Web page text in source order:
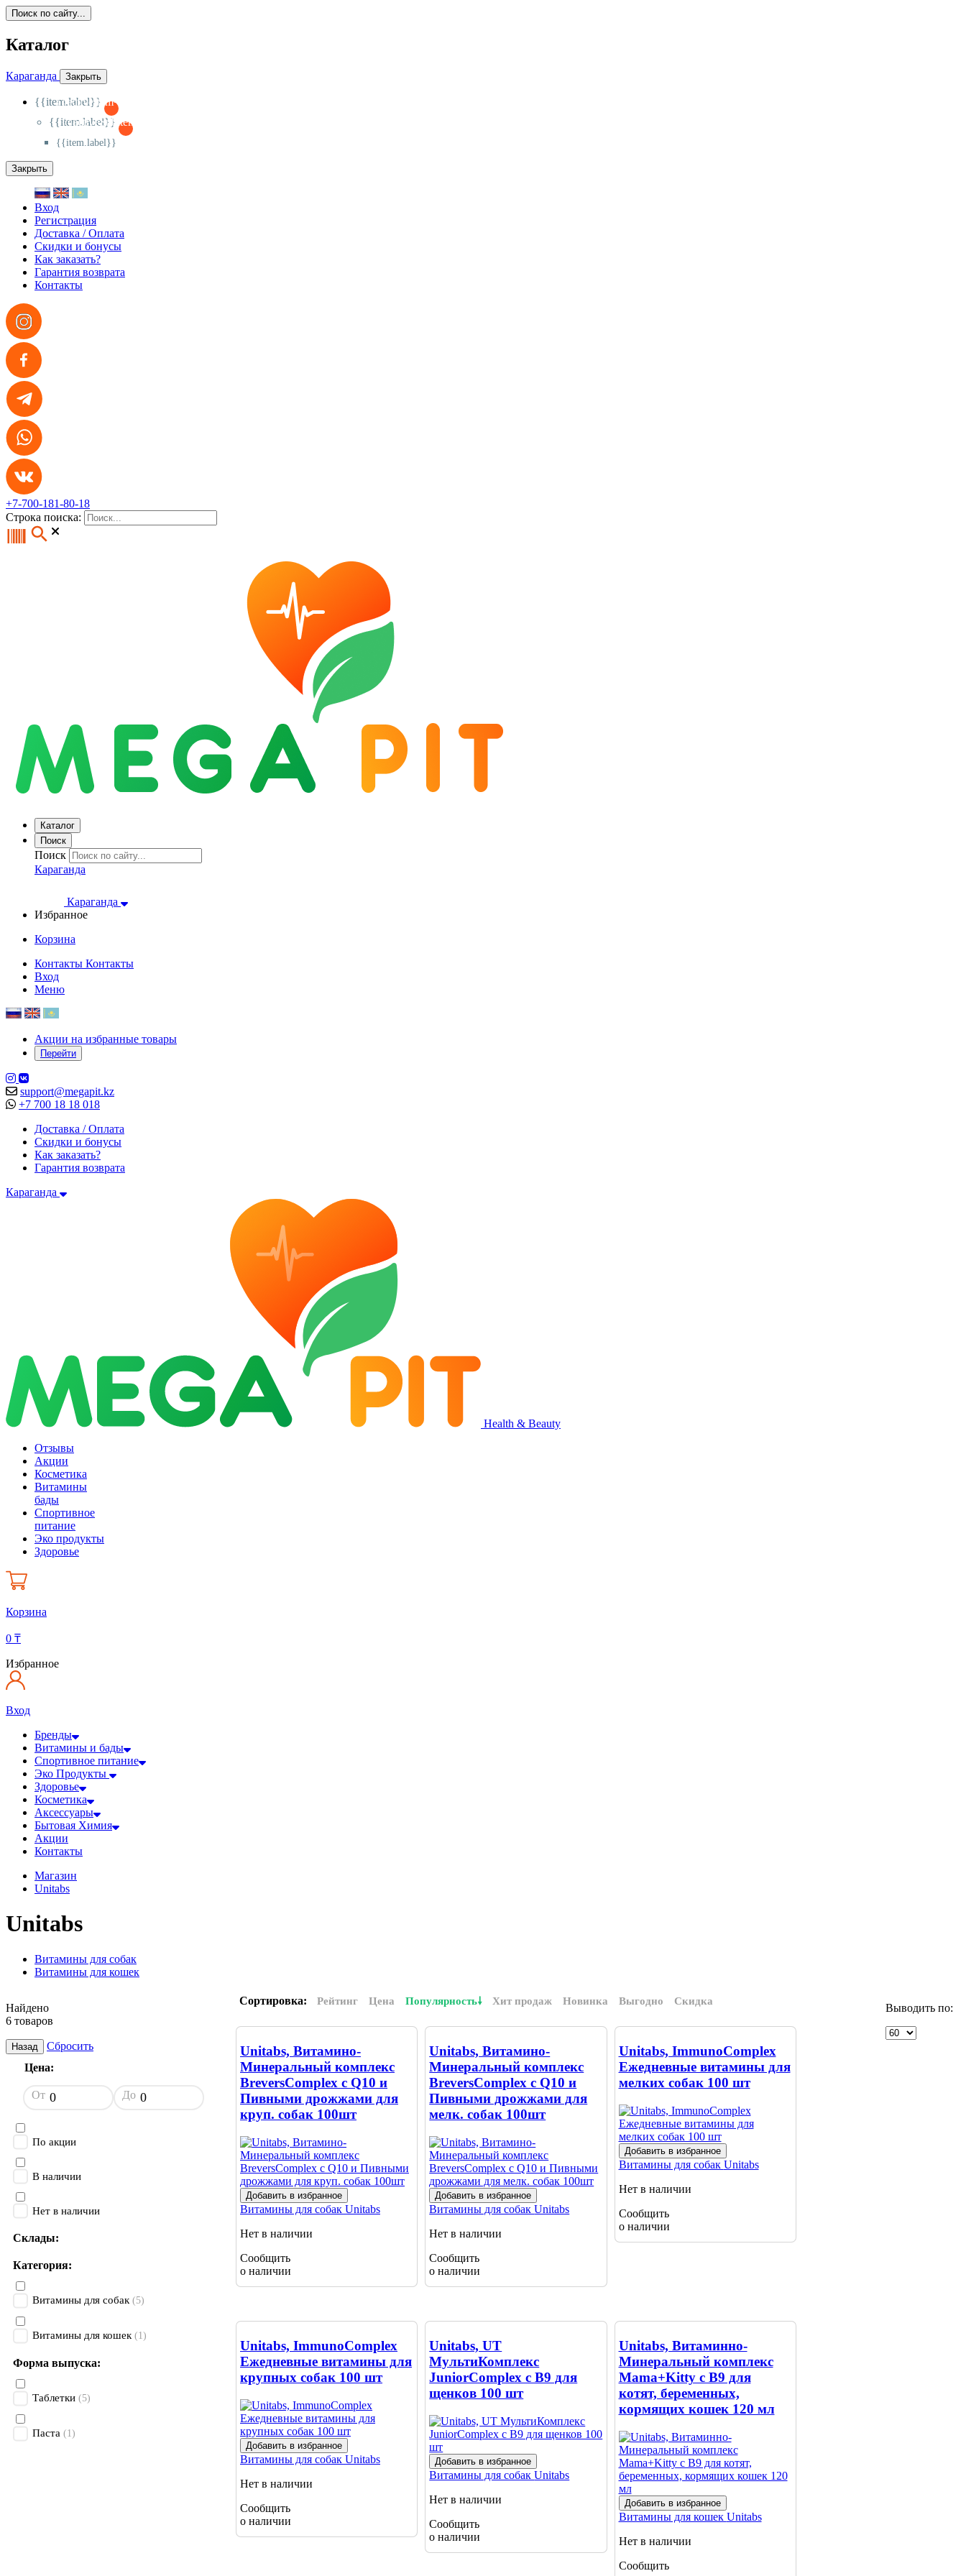
Поиск по сайту...
Каталог
Караганда Закрыть
{{item.label}}
{{activeItem==item.id?'-
{{item.label}}
{{activeSubitem==item.id?'-
{{item.label}}
Закрыть
Вход
Регистрация
Доставка / Оплата
Скидки и бонусы
Как заказать?
Гарантия возврата
Контакты
+7-700-181-80-18
Строка поиска:
Каталог
Поиск
Поиск
Караганда
Караганда
Избранное
Корзина
Контакты Контакты
Вход
Меню
Акции на избранные товары
Перейти
support@megapit.kz
+7 700 18 18 018
Доставка / Оплата
Скидки и бонусы
Как заказать?
Гарантия возврата
Караганда
Health & Beauty
Отзывы
Акции
Косметика
Витамины
бады
Спортивное
питание
Эко продукты
Здоровье
Корзина
0 ₸
Избранное
Вход
Бренды
Витамины и бады
Спортивное питание
Эко Продукты
Здоровье
Косметика
Аксессуары
Бытовая Химия
Акции
Контакты
Магазин
Unitabs
Unitabs
Витамины для собак
Витамины для кошек
Сортировка: Рейтинг Цена Популярность Хит продаж Новинка Выгодно Скидка
Выводить по:
Найдено
6 товаров
Назад
Сбросить
Цена:
От До
По акции
В наличии
Нет в наличии
Склады:
Категория:
Витамины для собак(5)
Витамины для кошек (1)
Форма выпуска:
Таблетки (5)
Паста (1)
Unitabs, Витамино-
Минеральный комплекс
BreversComplex с Q10 и
Пивными дрожжами для
круп. собак 100шт
Добавить в избранное
Витамины для собак Unitabs
Нет в наличии
Сообщить
о наличии
Unitabs, Витамино-
Минеральный комплекс
BreversComplex с Q10 и
Пивными дрожжами для
мелк. собак 100шт
Добавить в избранное
Витамины для собакUnitabs
Нет в наличии
Сообщить
о наличии
Unitabs, ImmunoComplex
Ежедневные витамины для
мелких собак 100 шт
Добавить в избранное
Витамины для собак Unitabs
Нет в наличии
Сообщить
о наличии
Unitabs, ImmunoComplex
Ежедневные витамины для
крупных собак 100 шт
Добавить в избранное
Витамины для собак Unitabs
Нет в наличии
Сообщить
о наличии
Unitabs, UT
МультиКомплекс
JuniorComplex c B9 для
щенков 100 шт
Добавить в избранное
Витамины для собакUnitabs
Нет в наличии
Сообщить
о наличии
Unitabs, Витаминно-
Минеральный комплекс
Mama+Kitty c B9 для
котят, беременных,
кормящих кошек 120 мл
Добавить в избранное
Витамины для кошек Unitabs
Нет в наличии
Сообщить